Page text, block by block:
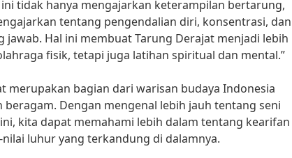
ini tidak hanya mengajarkan keterampilan bertarung,
tentang pengendalian diri, konsentrasi, dan
jawab. Hal ini membuat Tarung Derajat menjadi lebih
fisik, tetapi juga latihan spiritual dan mental.”
merupakan bagian dari warisan budaya Indonesia
beragam. Dengan mengenal lebih jauh tentang seni
kita dapat memahami lebih dalam tentang kearifan
luhur yang terkandung di dalamnya.